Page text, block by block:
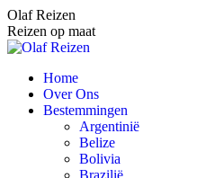
Spring
naar
content
Olaf Reizen
Reizen op maat
Home
Over Ons
Bestemmingen
Argentinië
Belize
Bolivia
Brazilië